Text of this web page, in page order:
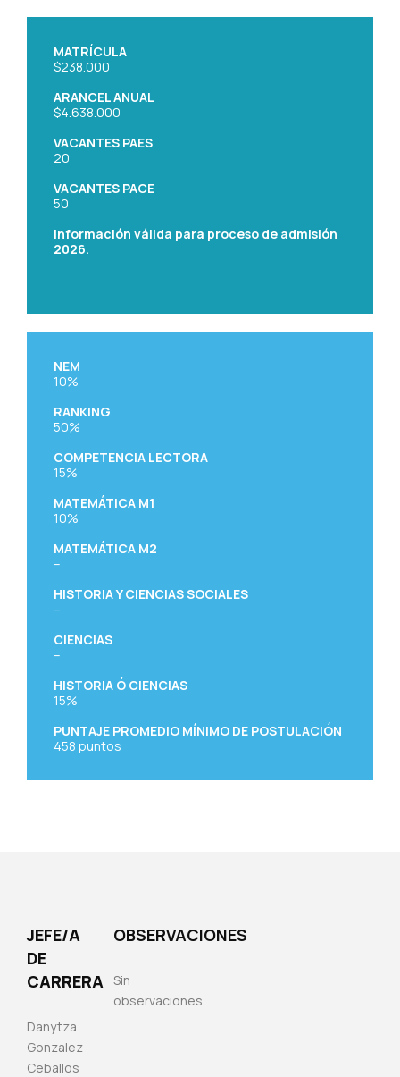
MATRÍCULA
$238.000
ARANCEL ANUAL
$4.638.000
VACANTES PAES
20
VACANTES PACE
50
Información válida para proceso de admisión
2026.
NEM
10%
RANKING
50%
COMPETENCIA LECTORA
15%
MATEMÁTICA M1
10%
MATEMÁTICA M2
–
HISTORIA Y CIENCIAS SOCIALES
–
CIENCIAS
–
HISTORIA Ó CIENCIAS
15%
PUNTAJE PROMEDIO MÍNIMO DE POSTULACIÓN
458 puntos
JEFE/A
DE
CARRERA
Danytza
Gonzalez
Ceballos
OBSERVACIONES
Sin
observaciones.